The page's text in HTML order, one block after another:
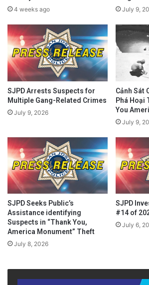
4 weeks ago July 9,
SJPD Arrests Suspects for
Multiple Gang-Related Crimes
July 9, 2026
Cảnh Sát
Phá Hoại
You
July 9,
SJPD Seeks Public’s
Assistance identifying
Suspects in “Thank You,
America Monument” Theft
July 8, 2026
SJPD
#14 of
July 6,